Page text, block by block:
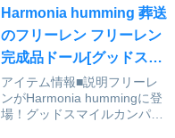
Harmonia humming 葬送
のフリーレン フリーレン
完成品ドール[グッドスマ
イルカンパニー]が予約受
付中
アイテム情報■説明フリーレ
ンがHarmonia hummingに登
場！グッドスマイルカンパニ